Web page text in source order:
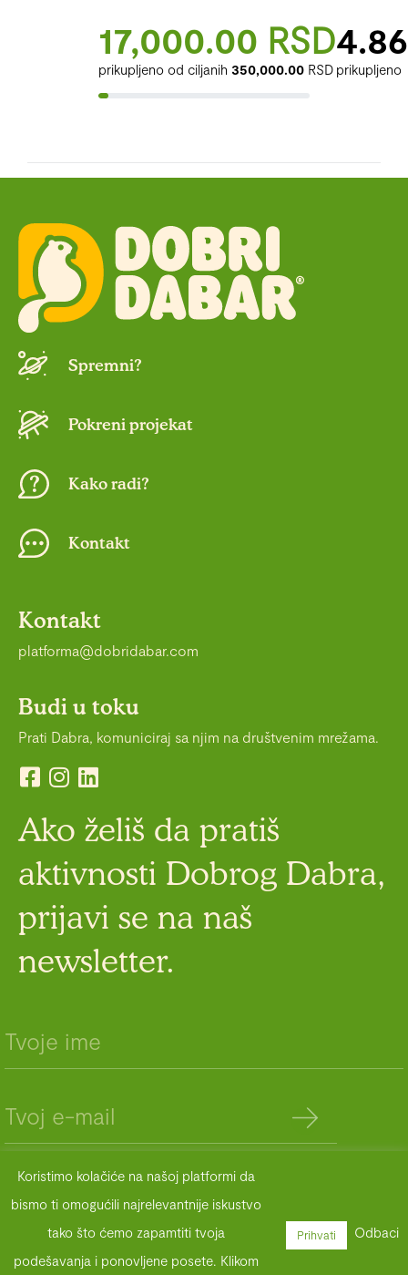
17,000.00 RSD
prikupljeno od ciljanih 350,000.00 RSD prikupljeno
Spremni?
Pokreni projekat
Kako radi?
Kontakt
Kontakt
platforma@dobridabar.com
Budi u toku
Prati Dabra, komuniciraj sa njim na društvenim mrežama.
Ako želiš da pratiš
aktivnosti Dobrog Dabra,
prijavi se na naš
newsletter.
Koristimo kolačiće na našoj platformi da
bismo ti omogućili najrelevantnije iskustvo
tako što ćemo zapamtiti tvoja
podešavanja i ponovljene posete. Klikom
Prihvati Odbaci